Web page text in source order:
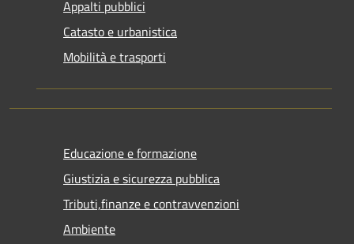
Appalti pubblici
Catasto e urbanistica
Mobilità e trasporti
Educazione e formazione
Giustizia e sicurezza pubblica
Tributi,finanze e contravvenzioni
Ambiente